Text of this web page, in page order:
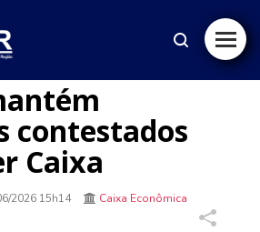
contestados
Caixa
2026 15h14
Caixa Econômica